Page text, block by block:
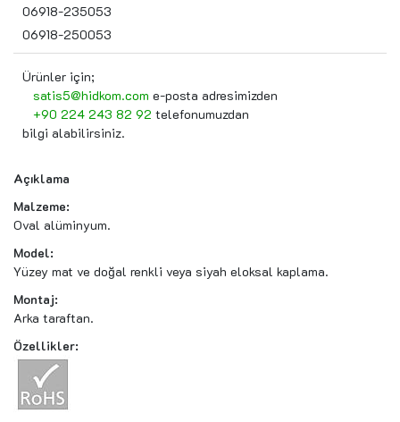
06918-235053
06918-250053
Ürünler için;
satis5@hidkom.com e-posta adresimizden
+90 224 243 82 92 telefonumuzdan
bilgi alabilirsiniz.
Açıklama
Malzeme:
Oval alüminyum.
Model:
Yüzey mat ve doğal renkli veya siyah eloksal kaplama.
Montaj:
Arka taraftan.
Özellikler: